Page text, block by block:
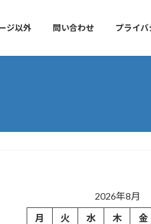
ジ以外 問い合わせ プライバ
2026年8月
月
火 水 木 金